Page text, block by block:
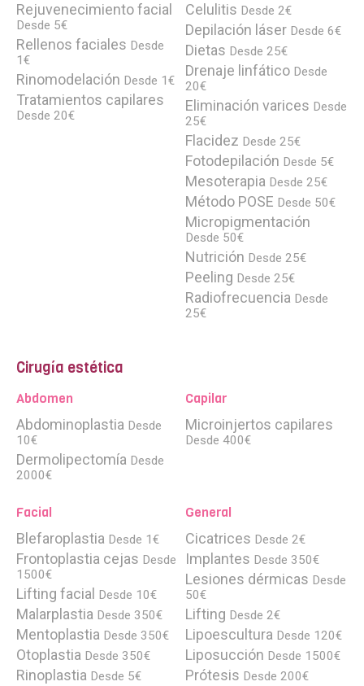
Rejuvenecimiento facial
Desde 5€
Rellenos faciales Desde
1€
Rinomodelación Desde 1€
Tratamientos capilares
Desde 20€
Celulitis Desde 2€
Depilación láser Desde 6€
Dietas Desde 25€
Drenaje linfático Desde
20€
Eliminación varices Desde
25€
Flacidez Desde 25€
Fotodepilación Desde 5€
Mesoterapia Desde 25€
Método POSE Desde 50€
Micropigmentación
Desde 50€
Nutrición Desde 25€
Peeling Desde 25€
Radiofrecuencia Desde
25€
Cirugía estética
Abdomen
Abdominoplastia Desde
10€
Dermolipectomía Desde
2000€
Capilar
Microinjertos capilares
Desde 400€
Facial
Blefaroplastia Desde 1€
Frontoplastia cejas Desde
1500€
Lifting facial Desde 10€
Malarplastia Desde 350€
Mentoplastia Desde 350€
Otoplastia Desde 350€
Rinoplastia Desde 5€
General
Cicatrices Desde 2€
Implantes Desde 350€
Lesiones dérmicas Desde
50€
Lifting Desde 2€
Lipoescultura Desde 120€
Liposucción Desde 1500€
Prótesis Desde 200€